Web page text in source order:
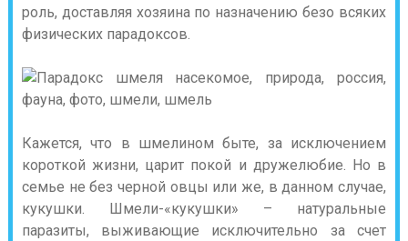
роль, доставляя хозяина по назначению безо всяких
физических парадоксов.
Кажется, что в шмелином быте, за исключением
короткой жизни, царит покой и дружелюбие. Но в
семье не без черной овцы или же, в данном случае,
кукушки. Шмели-«кукушки» – натуральные
паразиты, выживающие исключительно за счет